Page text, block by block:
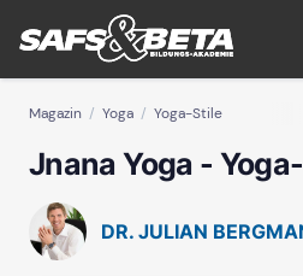
Magazin Yoga Yoga-Stile
Jnana Yoga -
DR. JULIAN